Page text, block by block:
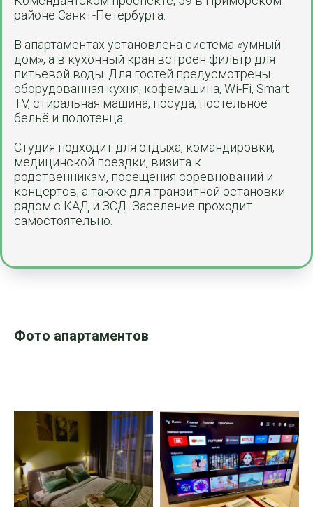
районе Санкт-Петербурга.
В апартаментах установлена система «умный
дом», а в кухонный кран встроен фильтр для
питьевой воды. Для гостей предусмотрены
оборудованная кухня, кофемашина, Wi-Fi, Smart
TV, стиральная машина, посуда, постельное
бельё и полотенца.
Студия подходит для отдыха, командировки,
медицинской поездки, визита к
родственникам, посещения соревнований и
концертов, а также для транзитной остановки
рядом с КАД и ЗСД. Заселение проходит
самостоятельно.
Фото апартаментов